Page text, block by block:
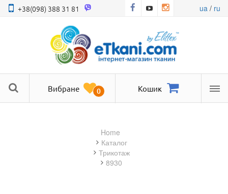
+38(098) 388 31 81 ua/ ru
Вибране 0 Кошик
Home
Каталог
трикотаж
8930